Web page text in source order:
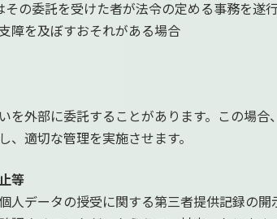
その委託を受けた者が法令の定める事務を
障を及ぼすおそれがある場合
を外部に委託することがあります。この場
適切な管理を実施させます。
等
人データの授受に関する第三者提供記録の